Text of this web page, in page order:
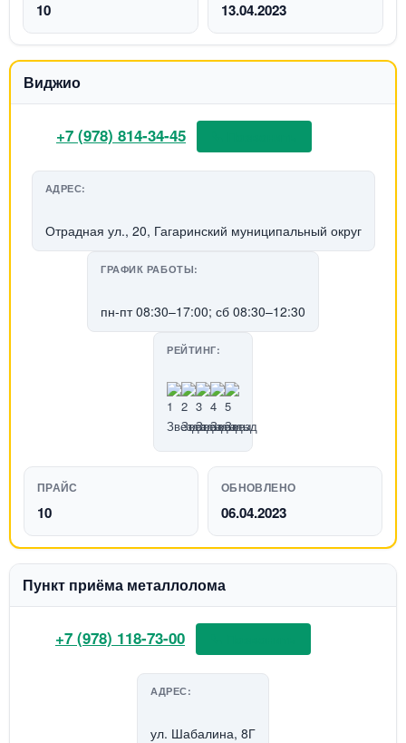
10 13.04.2023
Виджио
+7 (978) 814-34-45
АДРЕС:
Отрадная ул., 20, Гагаринский муниципальный округ
ГРАФИК РАБОТЫ:
пн-пт 08:30–17:00; сб 08:30–12:30
РЕЙТИНГ:
ПРАЙС
10
ОБНОВЛЕНО
06.04.2023
Пункт приёма металлолома
+7 (978) 118-73-00
АДРЕС:
ул. Шабалина, 8Г